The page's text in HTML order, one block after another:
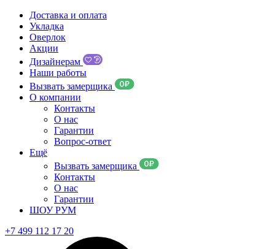
Доставка и оплата
Укладка
Оверлок
Акции
Дизайнерам
Наши работы
Вызвать замерщика
О компании
Контакты
О нас
Гарантии
Вопрос-ответ
Ещё
Вызвать замерщика
Контакты
О нас
Гарантии
ШОУ РУМ
+7 499 112 17 20